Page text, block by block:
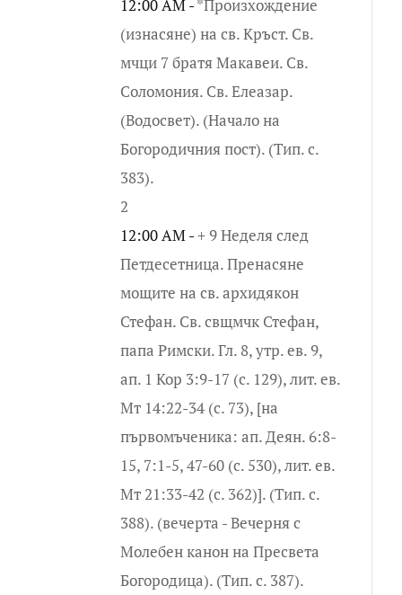
12:00 AM -*Произхождение
(изнасяне) на св. Кръст. Св.
мчци 7 братя Макавеи. Св.
Соломония. Св. Елеазар.
(Водосвет). (Начало на
Богородичния пост). (Тип. с.
383).
2
12:00 AM -+ 9 Неделя след
Петдесетница. Пренасяне
мощите на св. архидякон
Стефан. Св. свщмчк Стефан,
папа Римски. Гл. 8, утр. ев. 9,
ап. 1 Кор 3:9-17 (с. 129), лит. ев.
Мт 14:22-34 (с. 73), [на
първомъченика: ап. Деян. 6:8-
15, 7:1-5, 47-60 (с. 530), лит. ев.
Мт 21:33-42 (с. 362)]. (Тип. с.
388). (вечерта - Вечерня с
Молебен канон на Пресвета
Богородица). (Тип. с. 387).